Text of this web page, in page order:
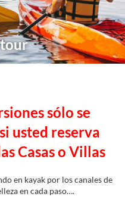
tour
sólo se
usted reserva
Casas o Villas
en kayak por los canales de
en cada paso….